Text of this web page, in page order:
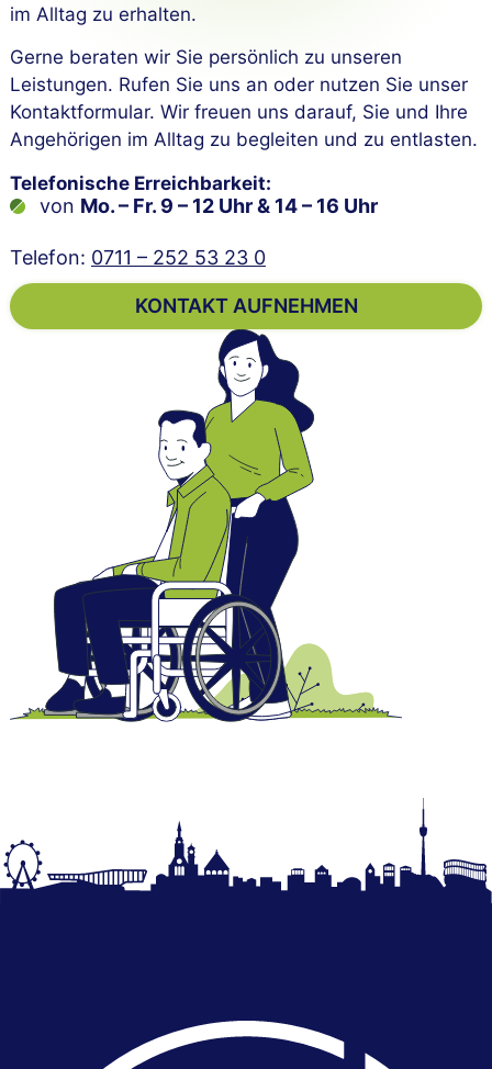
im Alltag zu erhalten.
Gerne beraten wir Sie persönlich zu unseren
Leistungen. Rufen Sie uns an oder nutzen Sie unser
Kontaktformular. Wir freuen uns darauf, Sie und Ihre
Angehörigen im Alltag zu begleiten und zu entlasten.
Telefonische Erreichbarkeit:
von Mo. – Fr. 9 – 12 Uhr & 14 – 16 Uhr
Telefon: 0711 – 252 53 23 0
KONTAKT AUFNEHMEN